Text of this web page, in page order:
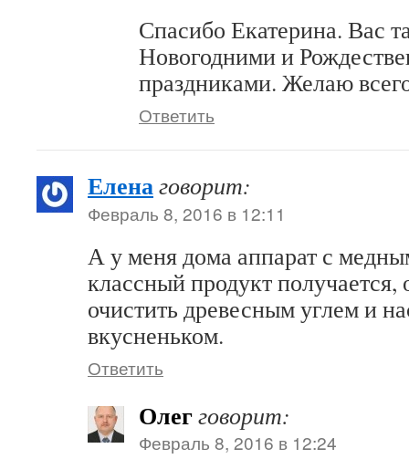
Спасибо Екатерина. Вас
Новогодними и
праздниками. Желаю
Ответить
Еленаговорит:
Февраль 8, 2016 в 12:11
А у меня дома аппарат с
классный продукт получается,
очистить древесным углем и
вкусненьком.
Ответить
Олегговорит:
Февраль 8, 2016 в 12:24